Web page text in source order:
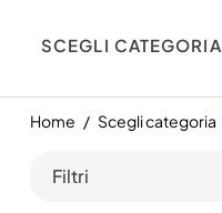
SCEGLI CATEGORIA
Home Scegli categoria
Filtri